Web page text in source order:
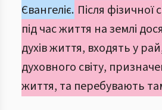
Євангеліє. Після фізичної
під час життя на землі
духів життя, входять у
духовного світу,
життя, та перебувають